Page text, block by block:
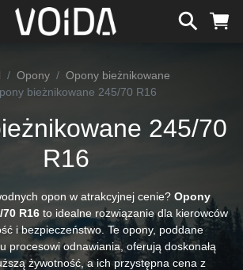
Opony
Opony bieżnikowane
bieżnikowane 245/70 R16
245/70
R16
opon w atrakcyjnej cenie? Opony
R16 to idealne rozwiązanie dla kierowców
i bezpieczeństwo. Te opony, poddane
procesowi odnawiania, oferują doskonałą
żywotność, a ich przystępna cena z